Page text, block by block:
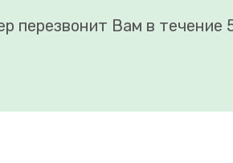
перезвонит Вам в течение